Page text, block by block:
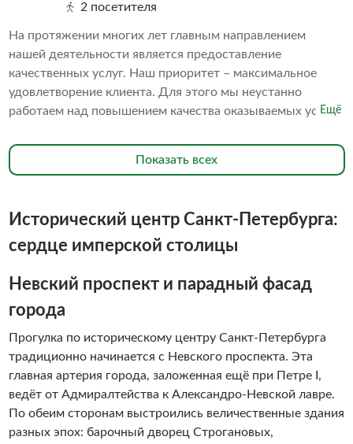
2 посетителя
На протяжении многих лет главным направлением
нашей деятельности является предоставление
качественных услуг. Наш приоритет – максимальное
удовлетворение клиента. Для этого мы неустанно
работаем над повышением качества оказываемых услуг.
состояние наших судов. В исправности содержатся
средства безопасности. Наш персонал обладает высокой
безопасным. Мы знаем, что речные прогулки - это
незабываемое развлечение, которое сильно отличается
недоступными ранее видами на достопримечательности
незабываемое удовольствие, поэтому водные прогулки с
командой «Алые паруса» обязан себе позволить каждый
гость Санкт- Петербурга. И, конечно, каждый житель
города должен периодически баловать себя ими. Добро
пожаловать на борт!
Ещё
Показать всех
Исторический центр Санкт-Петербурга:
сердце имперской столицы
Невский проспект и парадный фасад
города
Прогулка по историческому центру Санкт-Петербурга
традиционно начинается с Невского проспекта. Эта
главная артерия города, заложенная ещё при Петре I,
ведёт от Адмиралтейства к Александро-Невской лавре.
По обеим сторонам выстроились величественные здания
разных эпох: барочный дворец Строгановых,